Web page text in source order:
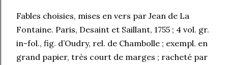
Fables choisies, mises en vers par Jean de La
Fontaine. Paris, Desaint et Saillant, 1755 ; 4 vol. gr.
in-fol., fig. d’Oudry, rel. de Chambolle ; exempl. en
grand papier, très court de marges ; racheté par